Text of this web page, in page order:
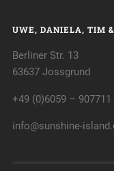
UWE, DANIELA, TIM
Berliner Str. 13
63637 Jossgrund
+49 (0)6059 – 907711
info@sunshine-